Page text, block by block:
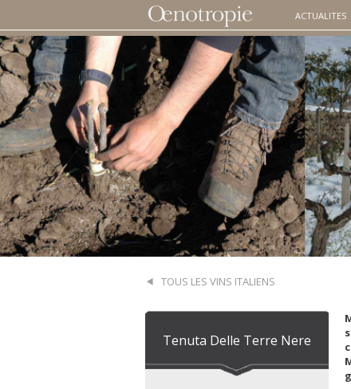
ACTUALITES
TOUS LES VINS ITALIENS
Tenuta Delle Terre Nere